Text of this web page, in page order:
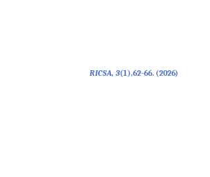
RICSA, 3(1),62-66. (2026)